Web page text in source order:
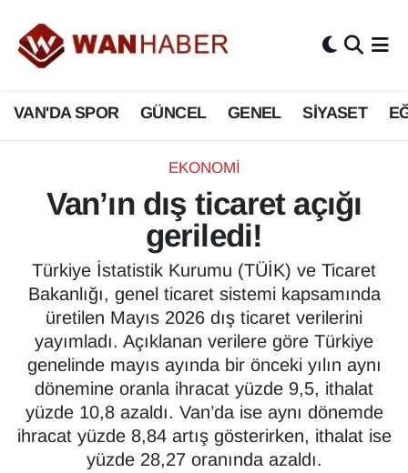
VAN'DA SPOR GÜNCEL GENEL SİYASET
EKONOMİ
Van’ın dış ticaret açığı
geriledi!
Türkiye İstatistik Kurumu (TÜİK) ve Ticaret
Bakanlığı, genel ticaret sistemi kapsamında
üretilen Mayıs 2026 dış ticaret verilerini
yayımladı. Açıklanan verilere göre Türkiye
genelinde mayıs ayında bir önceki yılın aynı
dönemine oranla ihracat yüzde 9,5, ithalat
yüzde 10,8 azaldı. Van’da ise aynı dönemde
ihracat yüzde 8,84 artış gösterirken, ithalat ise
yüzde 28,27 oranında azaldı.
3.SAYFA
ASAYİŞ
BİLİM VE TEKNOLOJİ
Biyografi
Bölge Haberleri
ÇEVRE
Deprem
Dernekler, Odalar
Diğer
Van Nöbetçi Eczaneler
Van Hava Durumu
Van Namaz Vakitleri
Van Trafik Yoğunluk Haritası
Süper Lig Puan Durumu ve Fikstür
Tüm Manşetler
Son Dakika Haberleri
Haber Arşivi